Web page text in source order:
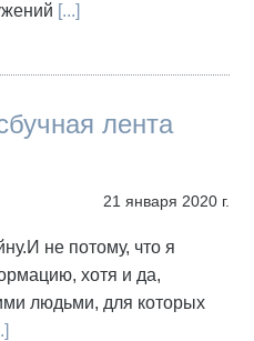
[...]
лента
21 января 2020 г.
не потому, что я
хотя и да,
людьми, для которых